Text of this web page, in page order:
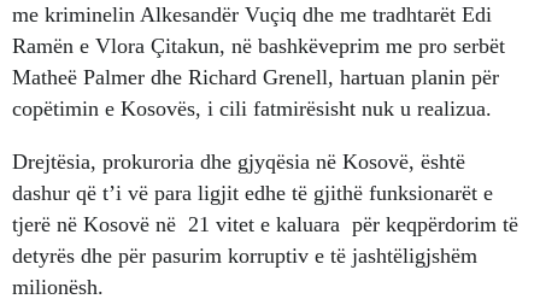
me kriminelin Alkesandër Vuçiq dhe me tradhtarët Edi
Ramën e Vlora Çitakun, në bashkëveprim me pro serbët
Matheë Palmer dhe Richard Grenell, hartuan planin për
copëtimin e Kosovës, i cili fatmirësisht nuk u realizua.
Drejtësia, prokuroria dhe gjyqësia në Kosovë, është
dashur që t’i vë para ligjit edhe të gjithë funksionarët e
tjerë në Kosovë në 21 vitet e kaluara për keqpërdorim të
detyrës dhe për pasurim korruptiv e të jashtëligjshëm
milionësh.